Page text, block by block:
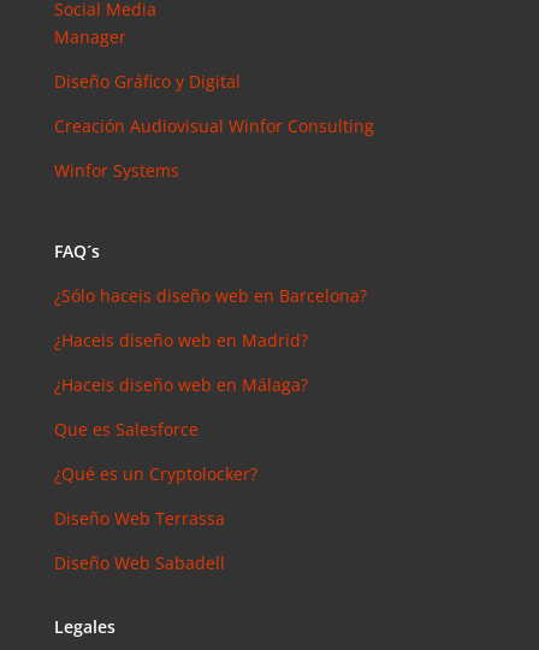
arios
reciente
Joal
Mcgregor
SEMrush:
sirve?
Ikeren
SEO: Tipos
y precios
Bocaranda
invertir en
Instagram?
cuánto y
Social Media
Manager
Diseño Gráfico y Digital
Creación Audiovisual Winfor Consulting
Winfor Systems
FAQ´s
¿Sólo haceis diseño web en Barcelona?
¿Haceis diseño web en Madrid?
¿Haceis diseño web en Málaga?
Que es Salesforce
¿Qué es un Cryptolocker?
Diseño Web Terrassa
Diseño Web Sabadell
Legales